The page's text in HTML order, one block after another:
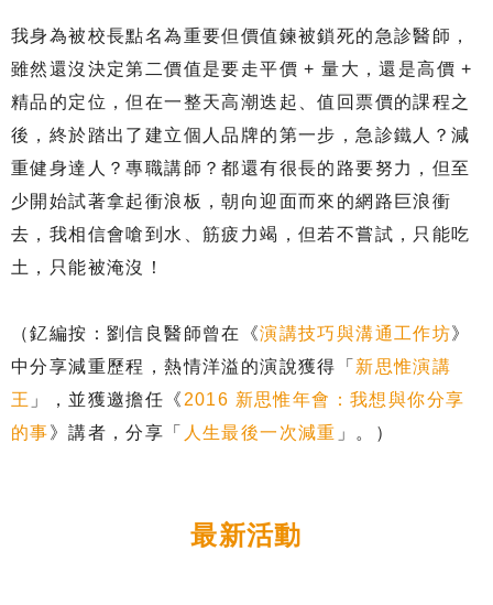
我身為被校長點名為重要但價值鍊被鎖死的急診醫師，
雖然還沒決定第二價值是要走平價 + 量大，還是高價 +
精品的定位，但在一整天高潮迭起、值回票價的課程之
後，終於踏出了建立個人品牌的第一步，急診鐵人？減
重健身達人？專職講師？都還有很長的路要努力，但至
少開始試著拿起衝浪板，朝向迎面而來的網路巨浪衝
去，我相信會嗆到水、筋疲力竭，但若不嘗試，只能吃
土，只能被淹沒！
（釔編按：劉信良醫師曾在《演講技巧與溝通工作坊》
中分享減重歷程，熱情洋溢的演說獲得「 新思惟演講
王 」，並獲邀擔任《 2016 新思惟年會：我想與你分享
的事》講者，分享「 人生最後一次減重 」。）
最新活動